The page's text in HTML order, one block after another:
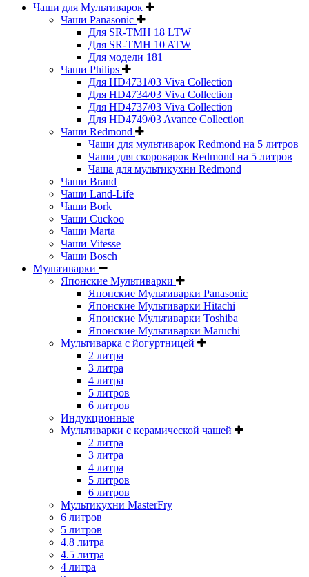
Чаши для Мультиварок
Чаши Panasonic
Для SR-TMH 18 LTW
Для SR-TMH 10 ATW
Для модели 181
Чаши Philips
Для HD4731/03 Viva Collection
Для HD4734/03 Viva Collection
Для HD4737/03 Viva Collection
Для HD4749/03 Avance Collection
Чаши Redmond
Чаши для мультиварок Redmond на 5 литров
Чаши для скороварок Redmond на 5 литров
Чаша для мультикухни Redmond
Чаши Brand
Чаши Land-Life
Чаши Bork
Чаши Cuckoo
Чаши Marta
Чаши Vitesse
Чаши Bosch
Мультиварки
Японские Мультиварки
Японские Мультиварки Panasonic
Японские Мультиварки Hitachi
Японские Мультиварки Toshiba
Японские Мультиварки Maruchi
Мультиварка с йогуртницей
2 литра
3 литра
4 литра
5 литров
6 литров
Индукционные
Мультиварки с керамической чашей
2 литра
3 литра
4 литра
5 литров
6 литров
Мультикухни MasterFry
6 литров
5 литров
4.8 литра
4.5 литра
4 литра